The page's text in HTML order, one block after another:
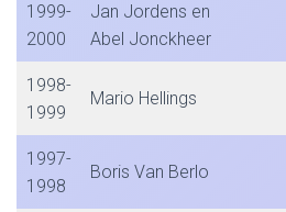
1999-
2000
Jan Jordens en
Abel Jonckheer
1998-
1999
Mario Hellings
1997-
1998
Boris Van Berlo